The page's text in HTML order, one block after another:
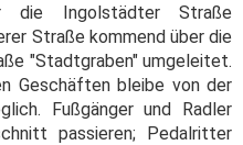
die Ingolstädter Straße
Straße kommend über die
"Stadtgraben" umgeleitet.
Geschäften bleibe von der
Fußgänger und Radler
passieren; Pedalritter